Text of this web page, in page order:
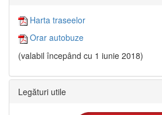
Harta traseelor
Orar autobuze
(valabil începând cu 1 iunie 2018)
Legături utile